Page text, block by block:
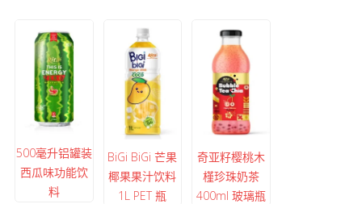
500毫升铝罐装
西瓜味功能饮
料
BiGi BiGi 芒果
椰果果汁饮料
1L PET 瓶
奇亚籽樱桃木
槿珍珠奶茶
400ml 玻璃瓶